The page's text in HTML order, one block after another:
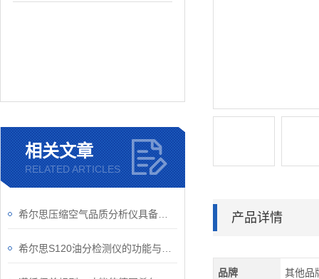
相关文章
RELATED ARTICLES
产品详情
品牌 其他品